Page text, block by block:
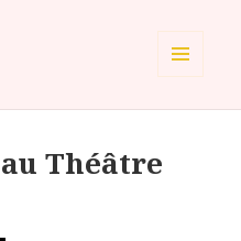
Théâtre